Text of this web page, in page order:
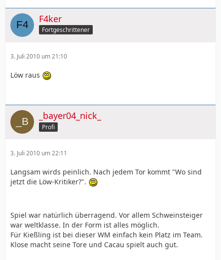
F4ker
Fortgeschrittener
3. Juli 2010 um 21:10
Löw raus
_bayer04_nick_
Profi
3. Juli 2010 um 22:11
Langsam wirds peinlich. Nach jedem Tor kommt "Wo sind
jetzt die Löw-Kritiker?".
Spiel war natürlich überragend. Vor allem Schweinsteiger
war weltklasse. In der Form ist alles möglich.
Für Kießling ist bei dieser WM einfach kein Platz im Team.
Klose macht seine Tore und Cacau spielt auch gut.